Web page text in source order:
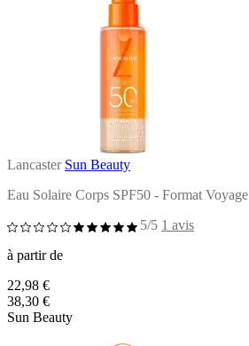
Lancaster Sun Beauty
Eau Solaire Corps SPF50 - Format Voyage
5/5 1 avis
à partir de
22,98 €
38,30 €
Sun Beauty